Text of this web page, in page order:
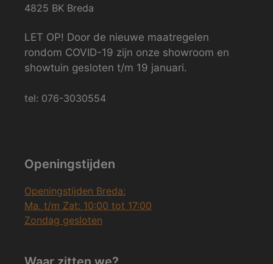
4825 BK Breda
LET OP! Door de nieuwe maatregelen
rondom COVID-19 zijn onze showroom en
showtuin gesloten t/m 19 januari.
tel: 076-3030554
Openingstijden
Openingstijden Breda:
Ma. t/m Zat: 10:00 tot 17:00
Zondag gesloten